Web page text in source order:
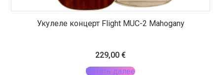
Укулеле концерт Flight MUC-2 Mahogany
229,00 €
Читать далее